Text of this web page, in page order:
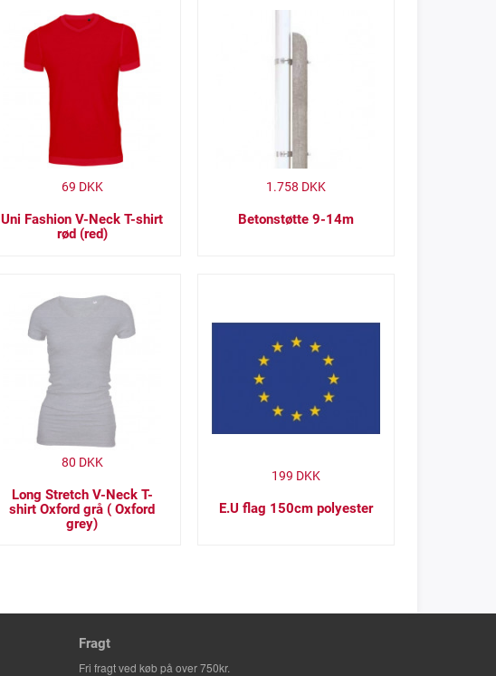
Uni Fashion V-Neck T-shirt
rød (red)
69 DKK
Betonstøtte 9-14m
1.758 DKK
Long Stretch V-Neck T-
shirt Oxford grå ( Oxford
grey)
80 DKK
E.U flag 150cm polyester
199 DKK
Fragt
Fri fragt ved køb på over 750kr.